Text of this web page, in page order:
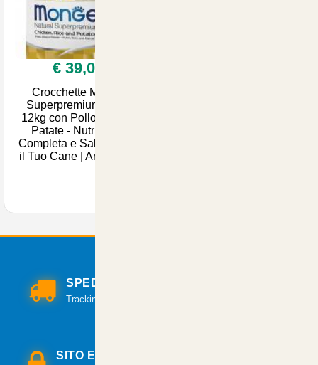
€ 39,00
Crocchette Monge
Superpremium Adult
12kg con Pollo, Riso e
Patate - Nutrizione
Completa e Salutari per
il Tuo Cane | ArticoliAni
SPEDIZIONI VELOCI
Tracking per il monitoraggio della spedizione.
SITO E PAGAMENTI SICURI